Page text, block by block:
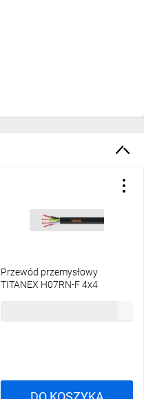
Przewód przemysłowy
TITANEX H07RN-F 4x4